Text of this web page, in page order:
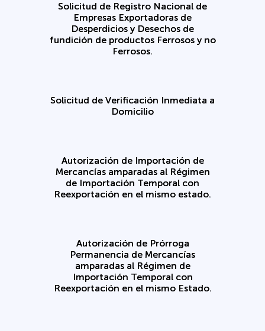
Solicitud de Registro Nacional de
Empresas Exportadoras de
Desperdicios y Desechos de
fundición de productos Ferrosos y no
Ferrosos.
Solicitud de Verificación Inmediata a
Domicilio
Autorización de Importación de
Mercancías amparadas al Régimen
de Importación Temporal con
Reexportación en el mismo estado.
Autorización de Prórroga
Permanencia de Mercancías
amparadas al Régimen de
Importación Temporal con
Reexportación en el mismo Estado.